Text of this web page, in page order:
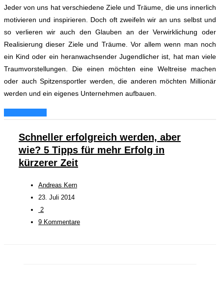
Jeder von uns hat verschiedene Ziele und Träume, die uns innerlich
motivieren und inspirieren. Doch oft zweifeln wir an uns selbst und
so verlieren wir auch den Glauben an der Verwirklichung oder
Realisierung dieser Ziele und Träume. Vor allem wenn man noch
ein Kind oder ein heranwachsender Jugendlicher ist, hat man viele
Traumvorstellungen. Die einen möchten eine Weltreise machen
oder auch Spitzensportler werden, die anderen möchten Millionär
werden und ein eigenes Unternehmen aufbauen.
Schneller erfolgreich werden, aber
wie? 5 Tipps für mehr Erfolg in
kürzerer Zeit
Andreas Kern
23. Juli 2014
2
9 Kommentare